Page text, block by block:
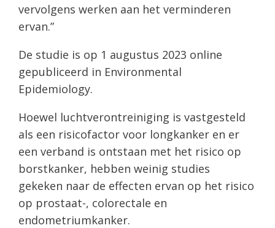
vervolgens werken aan het verminderen
ervan.”
De studie is op 1 augustus 2023 online
gepubliceerd in Environmental
Epidemiology.
Hoewel luchtverontreiniging is vastgesteld
als een risicofactor voor longkanker en er
een verband is ontstaan met het risico op
borstkanker, hebben weinig studies
gekeken naar de effecten ervan op het risico
op prostaat-, colorectale en
endometriumkanker.